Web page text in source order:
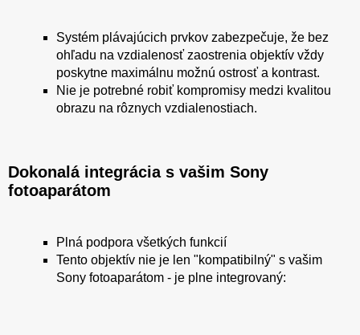
Systém plávajúcich prvkov zabezpečuje, že bez
ohľadu na vzdialenosť zaostrenia objektív vždy
poskytne maximálnu možnú ostrosť a kontrast.
Nie je potrebné robiť kompromisy medzi kvalitou
obrazu na rôznych vzdialenostiach.
Dokonalá integrácia s vašim Sony
fotoaparátom
Plná podpora všetkých funkcií
Tento objektív nie je len "kompatibilný" s vašim
Sony fotoaparátom - je plne integrovaný: